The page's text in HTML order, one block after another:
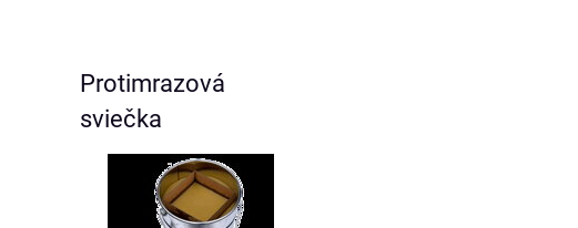
Protimrazová
sviečka